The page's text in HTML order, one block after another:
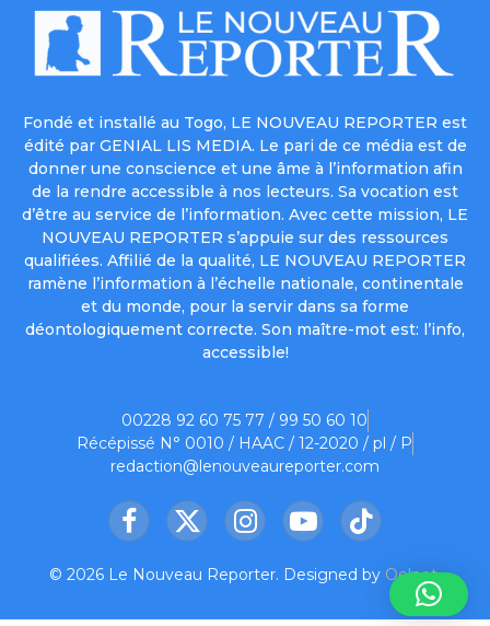
Fondé et installé au Togo, LE NOUVEAU REPORTER est
édité par GENIAL LIS MEDIA. Le pari de ce média est de
donner une conscience et une âme à l’information afin
de la rendre accessible à nos lecteurs. Sa vocation est
d’être au service de l’information. Avec cette mission, LE
NOUVEAU REPORTER s’appuie sur des ressources
qualifiées. Affilié de la qualité, LE NOUVEAU REPORTER
ramène l’information à l’échelle nationale, continentale
et du monde, pour la servir dans sa forme
déontologiquement correcte. Son maître-mot est: l’info,
accessible!
00228 92 60 75 77 / 99 50 60 10
Récépissé N° 0010 / HAAC / 12-2020 / pl / P
redaction@lenouveaureporter.com
Facebook
X
InstagramYouTubeTikTok
© 2026 Le Nouveau Reporter. Designed by Oelnet.